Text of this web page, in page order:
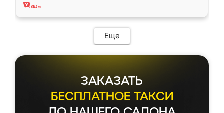
Еще
ЗАКАЗАТЬ
БЕСПЛАТНОЕ ТАКСИ